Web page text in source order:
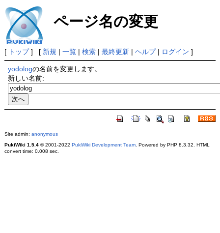
ページ名の変更
[ トップ] [ 新規 | 一覧| 検索| 最終更新| ヘルプ| ログイン ]
yodologの名前を変更します。
新しい名前:
Site admin: anonymous
PukiWiki 1.5.4© 2001-2022 PukiWiki Development Team. Powered by PHP 8.3.32. HTML
convert time: 0.008 sec.